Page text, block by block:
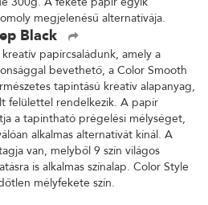
megjelenésű alternatívája.
Black
papírcsaládunk, amely a
bevethető, a Color Smooth
tapintású kreatív alapanyag,
felülettel rendelkezik. A papír
a tapintható prégelési mélységet,
alkalmas alternatívát kínál. A
van, melyből 9 szín világos
is alkalmas színalap. Color Style
mélyfekete szín.